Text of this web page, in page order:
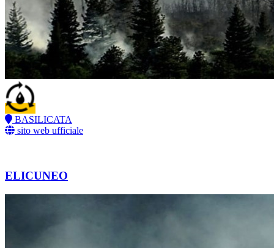
BASILICATA
sito web ufficiale
ELICUNEO